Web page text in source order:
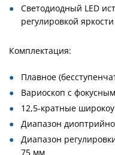
Светодиодный LED
регулировкой
Комплектация:
Плавное
Вариоскоп с
12,5-кратные
Диапазон
Диапазон
75 мм